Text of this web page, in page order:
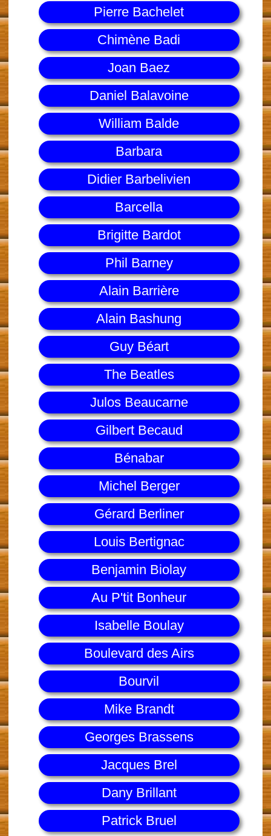
Pierre Bachelet
Chimène Badi
Joan Baez
Daniel Balavoine
William Balde
Barbara
Didier Barbelivien
Barcella
Brigitte Bardot
Phil Barney
Alain Barrière
Alain Bashung
Guy Béart
The Beatles
Julos Beaucarne
Gilbert Becaud
Bénabar
Michel Berger
Gérard Berliner
Louis Bertignac
Benjamin Biolay
Au P'tit Bonheur
Isabelle Boulay
Boulevard des Airs
Bourvil
Mike Brandt
Georges Brassens
Jacques Brel
Dany Brillant
Patrick Bruel